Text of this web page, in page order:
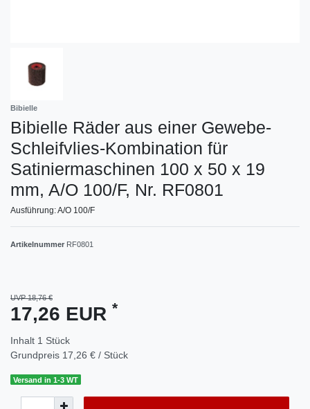
Bibielle
Bibielle Räder aus einer Gewebe-
Schleifvlies-Kombination für
Satiniermaschinen 100 x 50 x 19
mm, A/O 100/F, Nr. RF0801
Ausführung: A/O 100/F
Artikelnummer RF0801
UVP 18,76 €
17,26 EUR *
Inhalt 1 Stück
Grundpreis 17,26 € / Stück
Versand in 1-3 WT